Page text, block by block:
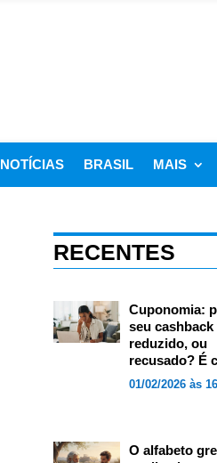
NOTÍCIAS BRASIL MAIS
RECENTES
Cuponomia:
seu cashback
reduzido, ou
recusado? É
01/02/2026 às
O alfabeto